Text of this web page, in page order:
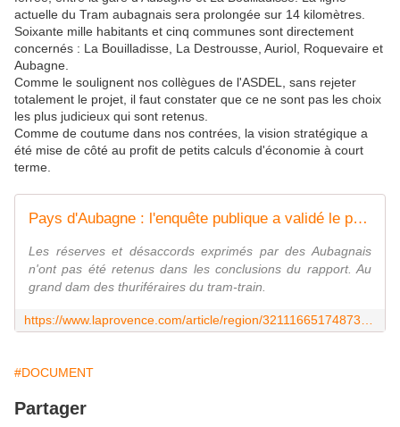
actuelle du Tram aubagnais sera prolongée sur 14 kilomètres.
Soixante mille habitants et cinq communes sont directement
concernés : La Bouilladisse, La Destrousse, Auriol, Roquevaire et
Aubagne.
Comme le soulignent nos collègues de l'ASDEL, sans rejeter
totalement le projet, il faut constater que ce ne sont pas les choix
les plus judicieux qui sont retenus.
Comme de coutume dans nos contrées, la vision stratégique a
été mise de côté au profit de petits calculs d'économie à court
terme.
Pays d'Aubagne : l'enquête publique a validé le projet de Val'tram
Les réserves et désaccords exprimés par des Aubagnais
n'ont pas été retenus dans les conclusions du rapport. Au
grand dam des thuriféraires du tram-train.
#DOCUMENT
Partager